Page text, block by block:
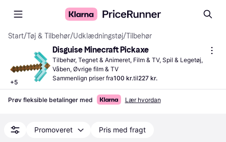
Start/Tøj & Tilbehør/Udklædningstøj/Tilbehør
+5
Disguise Minecraft Pickaxe
Tilbehør, Tegnet & Animeret, Film & TV, Spil & Legetøj,
Våben, Øvrige film & TV
Sammenlign priser fra100 kr.til227 kr.
Prøv fleksible betalinger med Lær hvordan
Promoveret Pris med fragt